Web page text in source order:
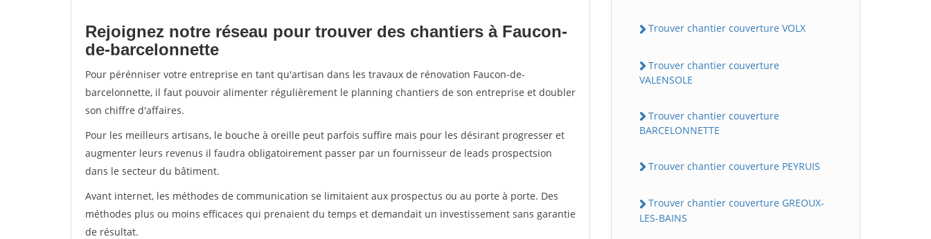
Rejoignez notre réseau pour trouver des chantiers à Faucon-
de-barcelonnette
Pour pérénniser votre entreprise en tant qu'artisan dans les travaux de rénovation Faucon-de-
barcelonnette, il faut pouvoir alimenter régulièrement le planning chantiers de son entreprise et doubler
son chiffre d'affaires.
Pour les meilleurs artisans, le bouche à oreille peut parfois suffire mais pour les désirant progresser et
augmenter leurs revenus il faudra obligatoirement passer par un fournisseur de leads prospectsion
dans le secteur du bâtiment.
Avant internet, les méthodes de communication se limitaient aux prospectus ou au porte à porte. Des
méthodes plus ou moins efficaces qui prenaient du temps et demandait un investissement sans garantie
de résultat.
Trouver chantier couverture VOLX
Trouver chantier couverture
VALENSOLE
Trouver chantier couverture
BARCELONNETTE
Trouver chantier couverture PEYRUIS
Trouver chantier couverture GREOUX-
LES-BAINS